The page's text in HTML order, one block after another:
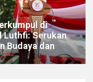
di
Luthfi: Serukan
Budaya dan